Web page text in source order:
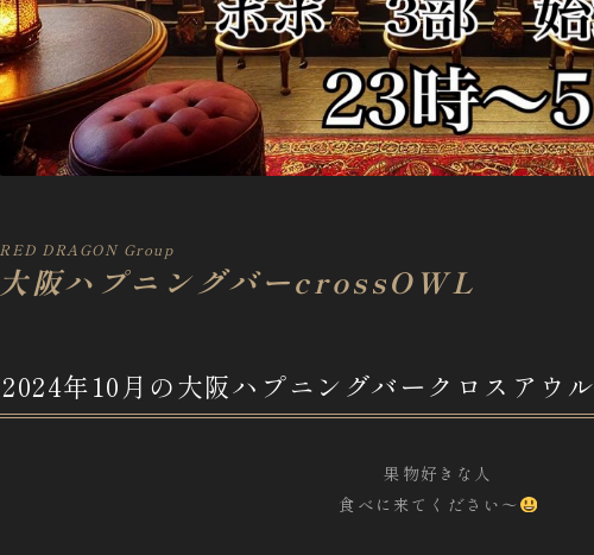
RED DRAGON Group
大阪ハプニングバーcrossOWL
2024年10月の大阪ハプニングバークロスアウル
果物好きな人
食べに来てください〜